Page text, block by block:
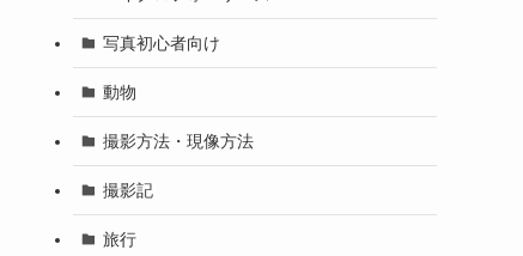
写真初心者向け
動物
撮影方法・現像方法
撮影記
旅行